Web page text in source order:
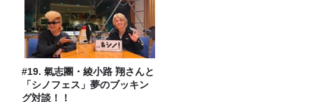
#19. 氣志團・綾小路 翔さんと
「シノフェス」夢のブッキン
グ対談！！